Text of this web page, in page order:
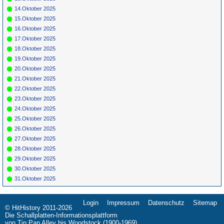
14.Oktober 2025
15.Oktober 2025
16.Oktober 2025
17.Oktober 2025
18.Oktober 2025
19.Oktober 2025
20.Oktober 2025
21.Oktober 2025
22.Oktober 2025
23.Oktober 2025
24.Oktober 2025
25.Oktober 2025
26.Oktober 2025
27.Oktober 2025
28.Oktober 2025
29.Oktober 2025
30.Oktober 2025
31.Oktober 2025
Navigation
überspringen
Login Impressum Datenschutz Sitemap
© HitHistory 2011-2026
Die Schallplatten-Informationsplattform